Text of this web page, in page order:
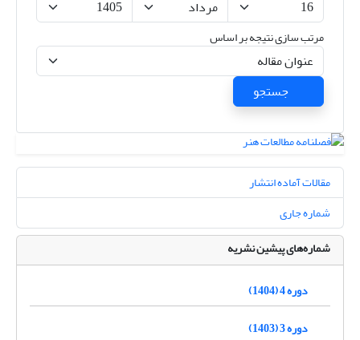
مرتب سازی نتیجه بر اساس
جستجو
مقالات آماده انتشار
شماره جاری
شماره‌های پیشین نشریه
دوره 4 (1404)
دوره 3 (1403)